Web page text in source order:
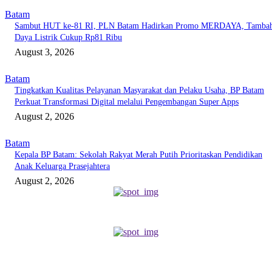
Batam
Sambut HUT ke-81 RI, PLN Batam Hadirkan Promo MERDAYA,
Daya Listrik Cukup Rp81 Ribu
August 3, 2026
Batam
Tingkatkan Kualitas Pelayanan Masyarakat dan Pelaku Usaha, BP Batam
Perkuat Transformasi Digital melalui Pengembangan Super Apps
August 2, 2026
Batam
Kepala BP Batam: Sekolah Rakyat Merah Putih Prioritaskan Pendidikan
Anak Keluarga Prasejahtera
August 2, 2026